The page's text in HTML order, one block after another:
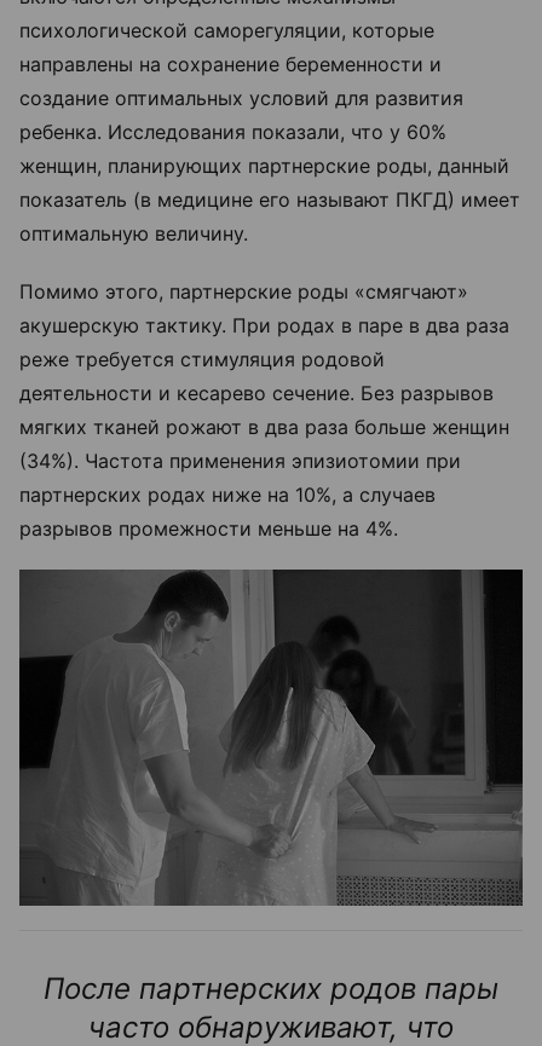
психологической саморегуляции, которые
направлены на сохранение беременности и
создание оптимальных условий для развития
ребенка. Исследования показали, что у 60%
женщин, планирующих партнерские роды, данный
показатель (в медицине его называют ПКГД) имеет
оптимальную величину.
Помимо этого, партнерские роды «смягчают»
акушерскую тактику. При родах в паре в два раза
реже требуется стимуляция родовой
деятельности и кесарево сечение. Без разрывов
мягких тканей рожают в два раза больше женщин
(34%). Частота применения эпизиотомии при
партнерских родах ниже на 10%, а случаев
разрывов промежности меньше на 4%.
После партнерских родов пары
часто обнаруживают, что